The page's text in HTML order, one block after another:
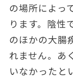
の場所によっ
ります。陰性
のほかの大腸
れません。あ
いなかったと